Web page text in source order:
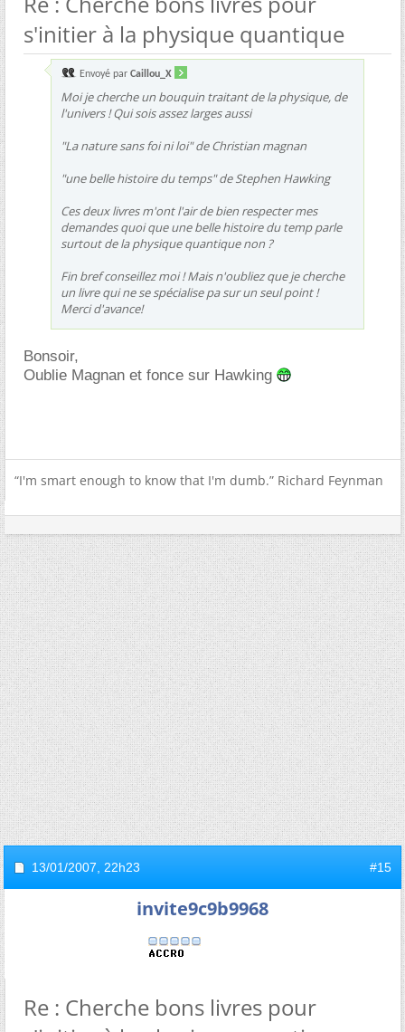
s'initier à la physique quantique
Envoyé par Caillou_X
Moi je cherche un bouquin traitant de la physique, de
l'univers ! Qui sois assez larges aussi
"La nature sans foi ni loi" de Christian magnan
"une belle histoire du temps" de Stephen Hawking
Ces deux livres m'ont l'air de bien respecter mes
demandes quoi que une belle histoire du temp parle
surtout de la physique quantique non ?
Fin bref conseillez moi ! Mais n'oubliez que je cherche
un livre qui ne se spécialise pa sur un seul point !
Merci d'avance!
Bonsoir,
Oublie Magnan et fonce sur Hawking
“I'm smart enough to know that I'm dumb.” Richard Feynman
13/01/2007, 22h23 #15
invite9c9b9968
Re : Cherche bons livres pour